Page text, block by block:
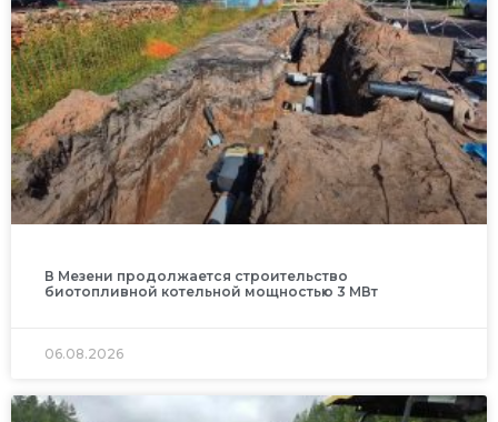
В Мезени продолжается строительство
биотопливной котельной мощностью 3 МВт
06.08.2026